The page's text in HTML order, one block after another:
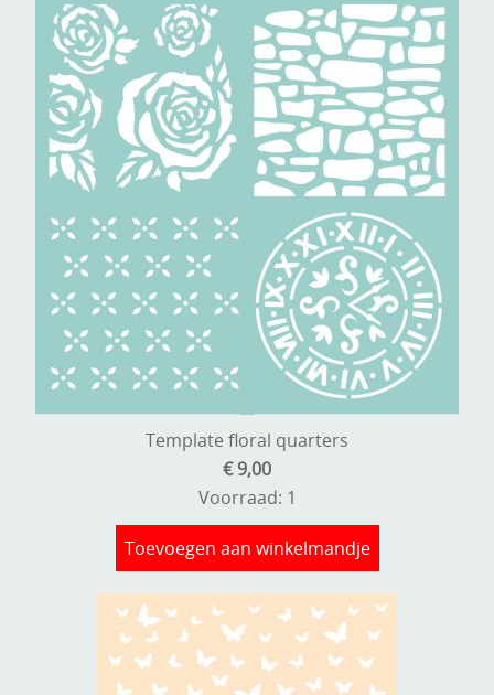
Template floral quarters
€ 9,00
Voorraad: 1
Toevoegen aan winkelmandje